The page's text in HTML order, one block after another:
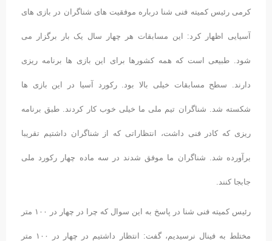
کرمی رئیس کمیته فنی شنا درباره موفقیت های شناگران در بازی های
آسیایی اظهار کرد: این مسابقات هر چهار سال یک بار برگزار می
شود. طبیعی است که همه کشورها برای این بازی ها برنامه ریزی
دارند. سطح مسابقات خیلی بالا بود. رکورد آسیا در این بازی ها
شکسته شد. شناگران تیم ملی ما خیلی خوب کار کردند. طبق برنامه
ریزی که کادر فنی داشت، انتظاراتی که از شناگران داشتیم تقریبا
برآورده شد. شناگران ما موفق شدند در سه ماده چهار رکورد ملی
جابجا کنند.
رئیس کمیته فنی شنا در پاسخ به این سوال که چرا در چهار در ۱۰۰ متر
مختلط به فینال نرسیدیم، گفت: انتظار داشتیم در چهار در ۱۰۰ متر